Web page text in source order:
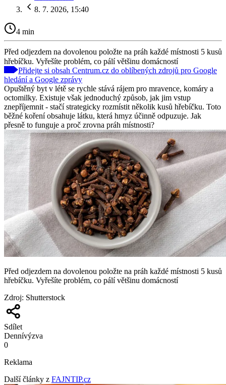
8. 7. 2026, 15:40
4 min
Před odjezdem na dovolenou položte na práh každé místnosti 5 kusů
hřebíčku. Vyřešíte problém, co pálí většinu domácností
Přidejte si obsah Centrum.cz do oblíbených zdrojů pro Google
hledání a Google zprávy
Opuštěný byt v létě se rychle stává rájem pro mravence, komáry a
octomilky. Existuje však jednoduchý způsob, jak jim vstup
znepříjemnit - stačí strategicky rozmístit několik kusů hřebíčku. Toto
běžné koření obsahuje látku, která hmyz účinně odpuzuje. Jak
přesně to funguje a proč zrovna práh místnosti?
Před odjezdem na dovolenou položte na práh každé místnosti 5 kusů
hřebíčku. Vyřešíte problém, co pálí většinu domácností
Zdroj: Shutterstock
Sdílet
Dennívýzva
0
Reklama
Další články z FAJNTIP.cz